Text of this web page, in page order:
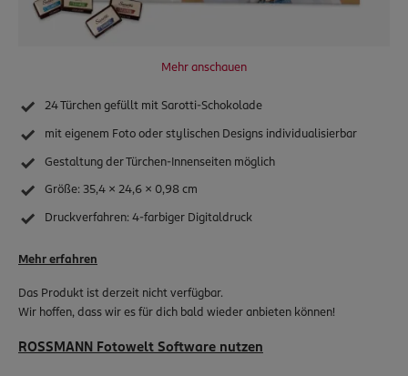
rossmann.de
Nachhaltigkeit
babywelt
Inspiration
Vertrag widerrufen
Mehr anschauen
24 Türchen gefüllt mit Sarotti-Schokolade
mit eigenem Foto oder stylischen Designs individualisierbar
Gestaltung der Türchen-Innenseiten möglich
Größe: 35,4 x 24,6 x 0,98 cm
Druckverfahren: 4-farbiger Digitaldruck
Mehr erfahren
Das Produkt ist derzeit nicht verfügbar.
Wir hoffen, dass wir es für dich bald wieder anbieten können!
ROSSMANN Fotowelt Software nutzen